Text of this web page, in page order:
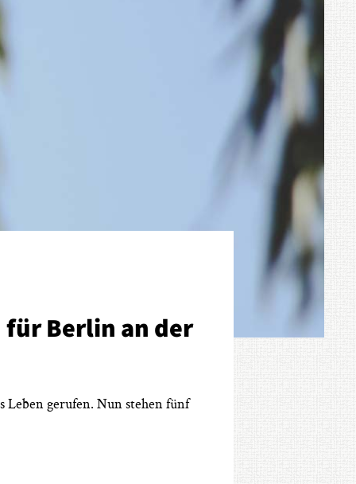
für Berlin an der
Leben gerufen. Nun stehen fünf